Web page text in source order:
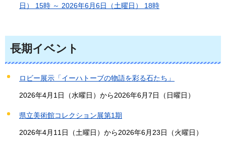
日） 15時 ～ 2026年6月6日（土曜日） 18時
長期イベント
ロビー展示「イーハトーブの物語を彩る石たち」
2026年4月1日（水曜日）から2026年6月7日（日曜日）
県立美術館コレクション展第1期
2026年4月11日（土曜日）から2026年6月23日（火曜日）